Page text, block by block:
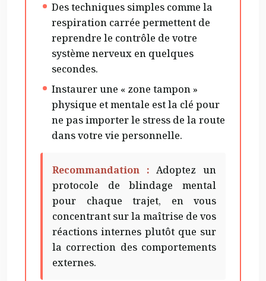
Des techniques simples comme la
respiration carrée permettent de
reprendre le contrôle de votre
système nerveux en quelques
secondes.
Instaurer une « zone tampon »
physique et mentale est la clé pour
ne pas importer le stress de la route
dans votre vie personnelle.
Recommandation : Adoptez un
protocole de blindage mental
pour chaque trajet, en vous
concentrant sur la maîtrise de vos
réactions internes plutôt que sur
la correction des comportements
externes.